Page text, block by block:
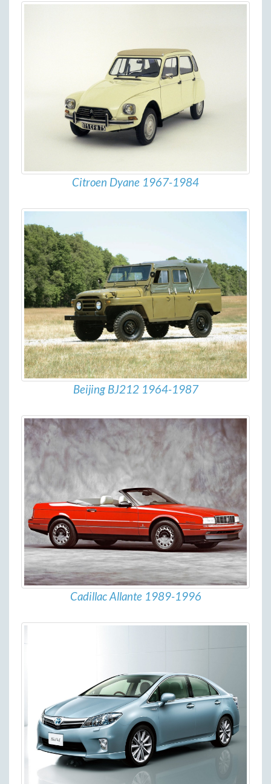
Citroen Dyane 1967-1984
Beijing BJ212 1964-1987
Cadillac Allante 1989-1996